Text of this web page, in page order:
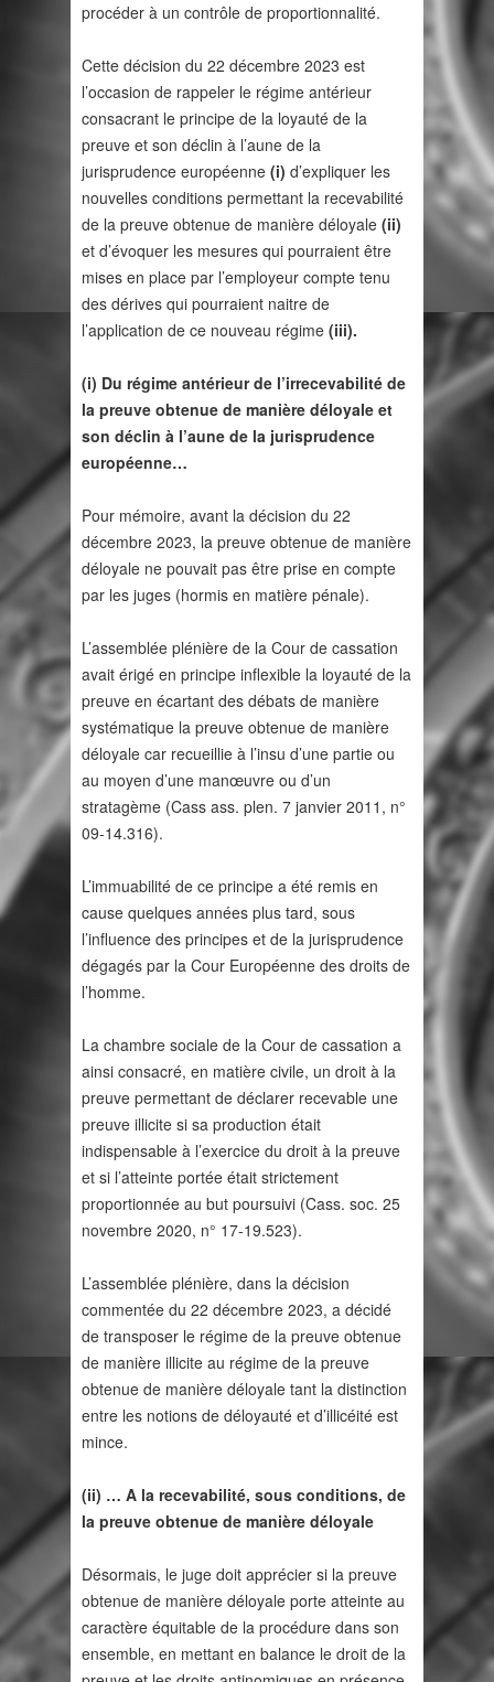
procéder à un contrôle de proportionnalité.
Cette décision du 22 décembre 2023 est
l’occasion de rappeler le régime antérieur
consacrant le principe de la loyauté de la
preuve et son déclin à l’aune de la
jurisprudence européenne (i) d’expliquer les
nouvelles conditions permettant la recevabilité
de la preuve obtenue de manière déloyale (ii)
et d’évoquer les mesures qui pourraient être
mises en place par l’employeur compte tenu
des dérives qui pourraient naitre de
l’application de ce nouveau régime (iii).
(i) Du régime antérieur de l’irrecevabilité de
la preuve obtenue de manière déloyale et
son déclin à l’aune de la jurisprudence
européenne…
Pour mémoire, avant la décision du 22
décembre 2023, la preuve obtenue de manière
déloyale ne pouvait pas être prise en compte
par les juges (hormis en matière pénale).
L’assemblée plénière de la Cour de cassation
avait érigé en principe inflexible la loyauté de la
preuve en écartant des débats de manière
systématique la preuve obtenue de manière
déloyale car recueillie à l’insu d’une partie ou
au moyen d’une manœuvre ou d’un
stratagème (Cass ass. plen. 7 janvier 2011, n°
09-14.316).
L’immuabilité de ce principe a été remis en
cause quelques années plus tard, sous
l’influence des principes et de la jurisprudence
dégagés par la Cour Européenne des droits de
l’homme.
La chambre sociale de la Cour de cassation a
ainsi consacré, en matière civile, un droit à la
preuve permettant de déclarer recevable une
preuve illicite si sa production était
indispensable à l’exercice du droit à la preuve
et si l’atteinte portée était strictement
proportionnée au but poursuivi (Cass. soc. 25
novembre 2020, n° 17-19.523).
L’assemblée plénière, dans la décision
commentée du 22 décembre 2023, a décidé
de transposer le régime de la preuve obtenue
de manière illicite au régime de la preuve
obtenue de manière déloyale tant la distinction
entre les notions de déloyauté et d’illicéité est
mince.
(ii) … A la recevabilité, sous conditions, de
la preuve obtenue de manière déloyale
Désormais, le juge doit apprécier si la preuve
obtenue de manière déloyale porte atteinte au
caractère équitable de la procédure dans son
ensemble, en mettant en balance le droit de la